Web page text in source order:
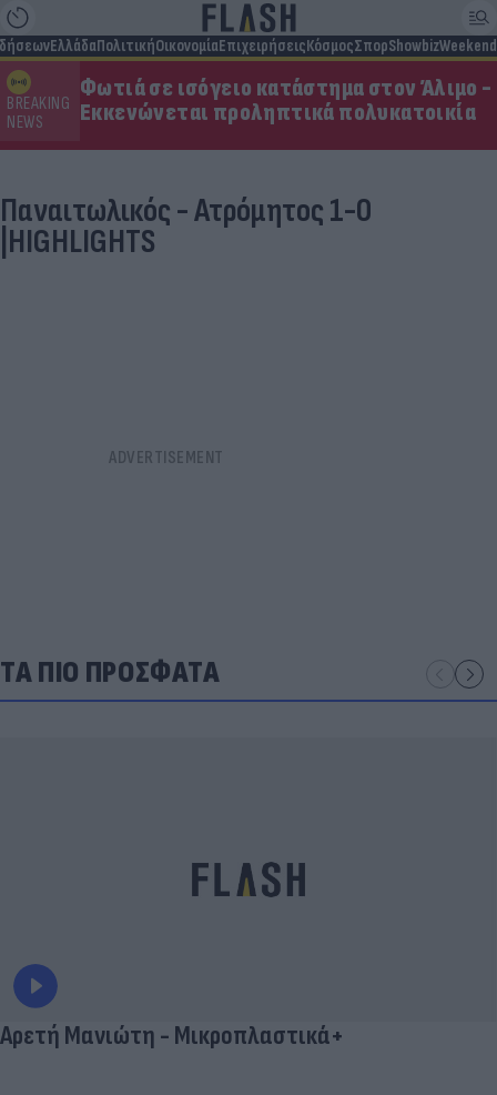
ΕλλάδαΠολιτικήΟικονομίαΕπιχειρήσειςΚόσμοςΣπορShowbizWeekend
BREAKING
NEWS
Φωτιά σε ισόγειο κατάστημα στον Άλιμο -
Εκκενώνεται προληπτικά πολυκατοικία
Παναιτωλικός - Ατρόμητος 1-0
|HIGHLIGHTS
ΤΑ ΠΙΟ ΠΡΟΣΦΑΤΑ
Αρετή Μανιώτη - Μικροπλαστικά+